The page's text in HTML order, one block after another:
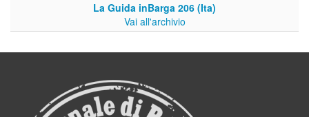
La Guida inBarga 206 (Ita)
Vai all'archivio